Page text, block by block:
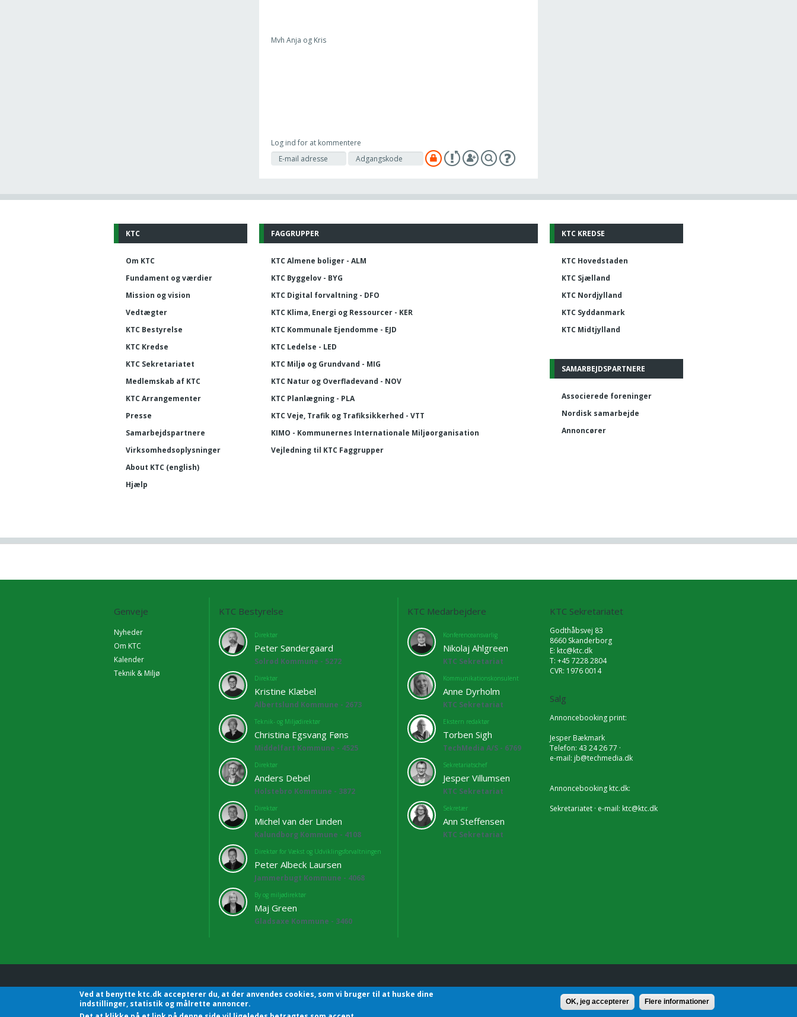
Mvh Anja og Kris
Log ind for at kommentere
KTC
Om KTC
Fundament og værdier
Mission og vision
Vedtægter
KTC Bestyrelse
KTC Kredse
KTC Sekretariatet
Medlemskab af KTC
KTC Arrangementer
Presse
Samarbejdspartnere
Virksomhedsoplysninger
About KTC (english)
Hjælp
KTC KREDSE
KTC Hovedstaden
KTC Sjælland
KTC Nordjylland
KTC Syddanmark
KTC Midtjylland
SAMARBEJDSPARTNERE
Associerede foreninger
Nordisk samarbejde
Annoncører
FAGGRUPPER
KTC Almene boliger - ALM
KTC Byggelov - BYG
KTC Digital forvaltning - DFO
KTC Klima, Energi og Ressourcer - KER
KTC Kommunale Ejendomme - EJD
KTC Ledelse - LED
KTC Miljø og Grundvand - MIG
KTC Natur og Overfladevand - NOV
KTC Planlægning - PLA
KTC Veje, Trafik og Trafiksikkerhed - VTT
KIMO - Kommunernes Internationale Miljøorganisation
Vejledning til KTC Faggrupper
Genveje
Nyheder
Om KTC
Kalender
Teknik & Miljø
KTC Bestyrelse
Direktør
Peter Søndergaard
Solrød Kommune - 5272
Direktør
Kristine Klæbel
Albertslund Kommune - 2673
Teknik- og Miljødirektør
Christina Egsvang Føns
Middelfart Kommune - 4525
Direktør
Anders Debel
Holstebro Kommune - 3872
Direktør
Michel van der Linden
Kalundborg Kommune - 4108
Direktør for Vækst og Udviklingsforvaltningen
Peter Albeck Laursen
Jammerbugt Kommune - 4068
By og miljødirektør
Maj Green
Gladsaxe Kommune - 3460
KTC Medarbejdere
Konferenceansvarlig
Nikolaj Ahlgreen
KTC Sekretariat
Kommunikationskonsulent
Anne Dyrholm
KTC Sekretariat
Ekstern redaktør
Torben Sigh
TechMedia A/S - 6769
Sekretariatschef
Jesper Villumsen
KTC Sekretariat
Sekretær
Ann Steffensen
KTC Sekretariat
KTC Sekretariatet
Godthåbsvej 83
8660 Skanderborg
E: ktc@ktc.dk
T: +45 7228 2804
CVR: 1976 0014
Salg
Annoncebooking print:
Jesper Bækmark
Telefon: 43 24 26 77 ·
e-mail: jb@techmedia.dk
Annoncebooking ktc.dk:
Sekretariatet · e-mail: ktc@ktc.dk
KTC - Kommunalteknisk Chefforening | Sekretariatet | Godthåbsvej83 | 8660 Skanderborg | Tlf.: 7228 2804 |Kontakt
Ved at benytte ktc.dk accepterer du, at der anvendes cookies, som vi bruger til at huske dine
indstillinger, statistik og målrette annoncer.
OK, jeg accepterer Flere informationer